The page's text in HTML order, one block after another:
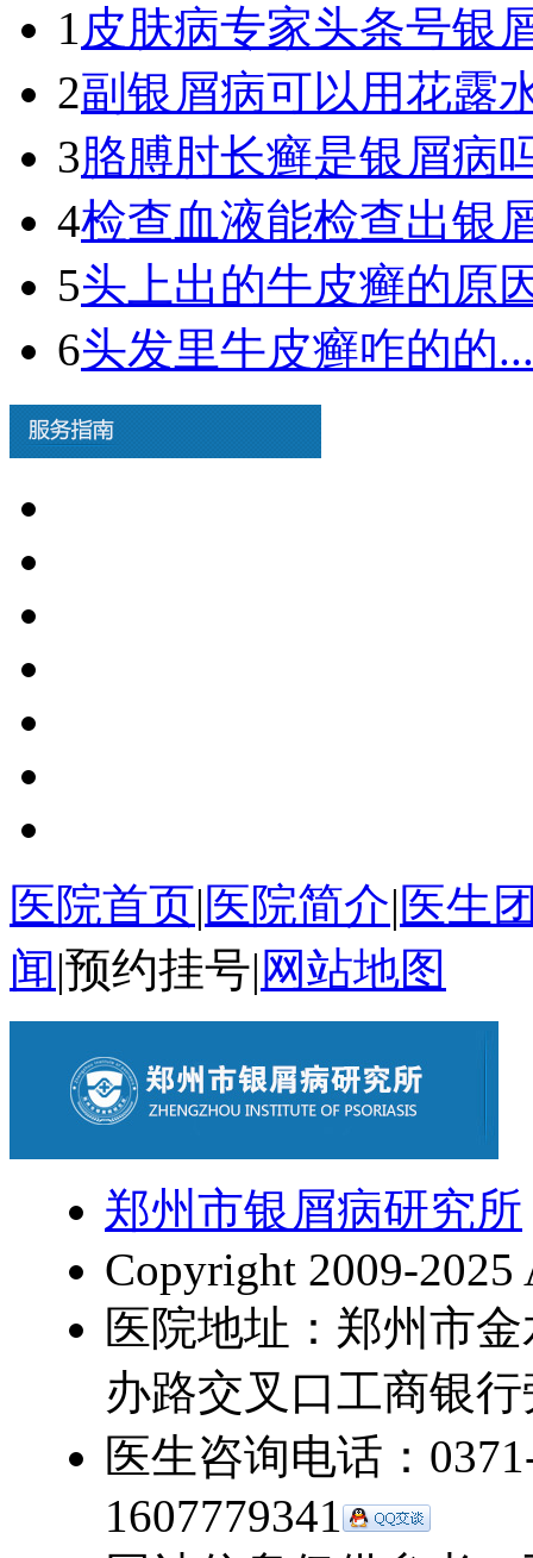
1 皮肤病专家头条号银
2副银屑病可以用花露
3胳膊肘长癣是银屑病
4检查血液能检查出银
5头上出的牛皮癣的原
6头发里牛皮癣咋的的...
医院首页|医院简介|医生
闻|预约挂号| 网站地图
郑州市银屑病研究所
Copyright 2009-2025
医院地址：郑州市
办路交叉口工商银
医生咨询电话：
1607779341